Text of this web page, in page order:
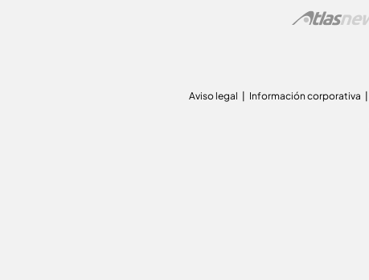
Aviso legal Información corporativa